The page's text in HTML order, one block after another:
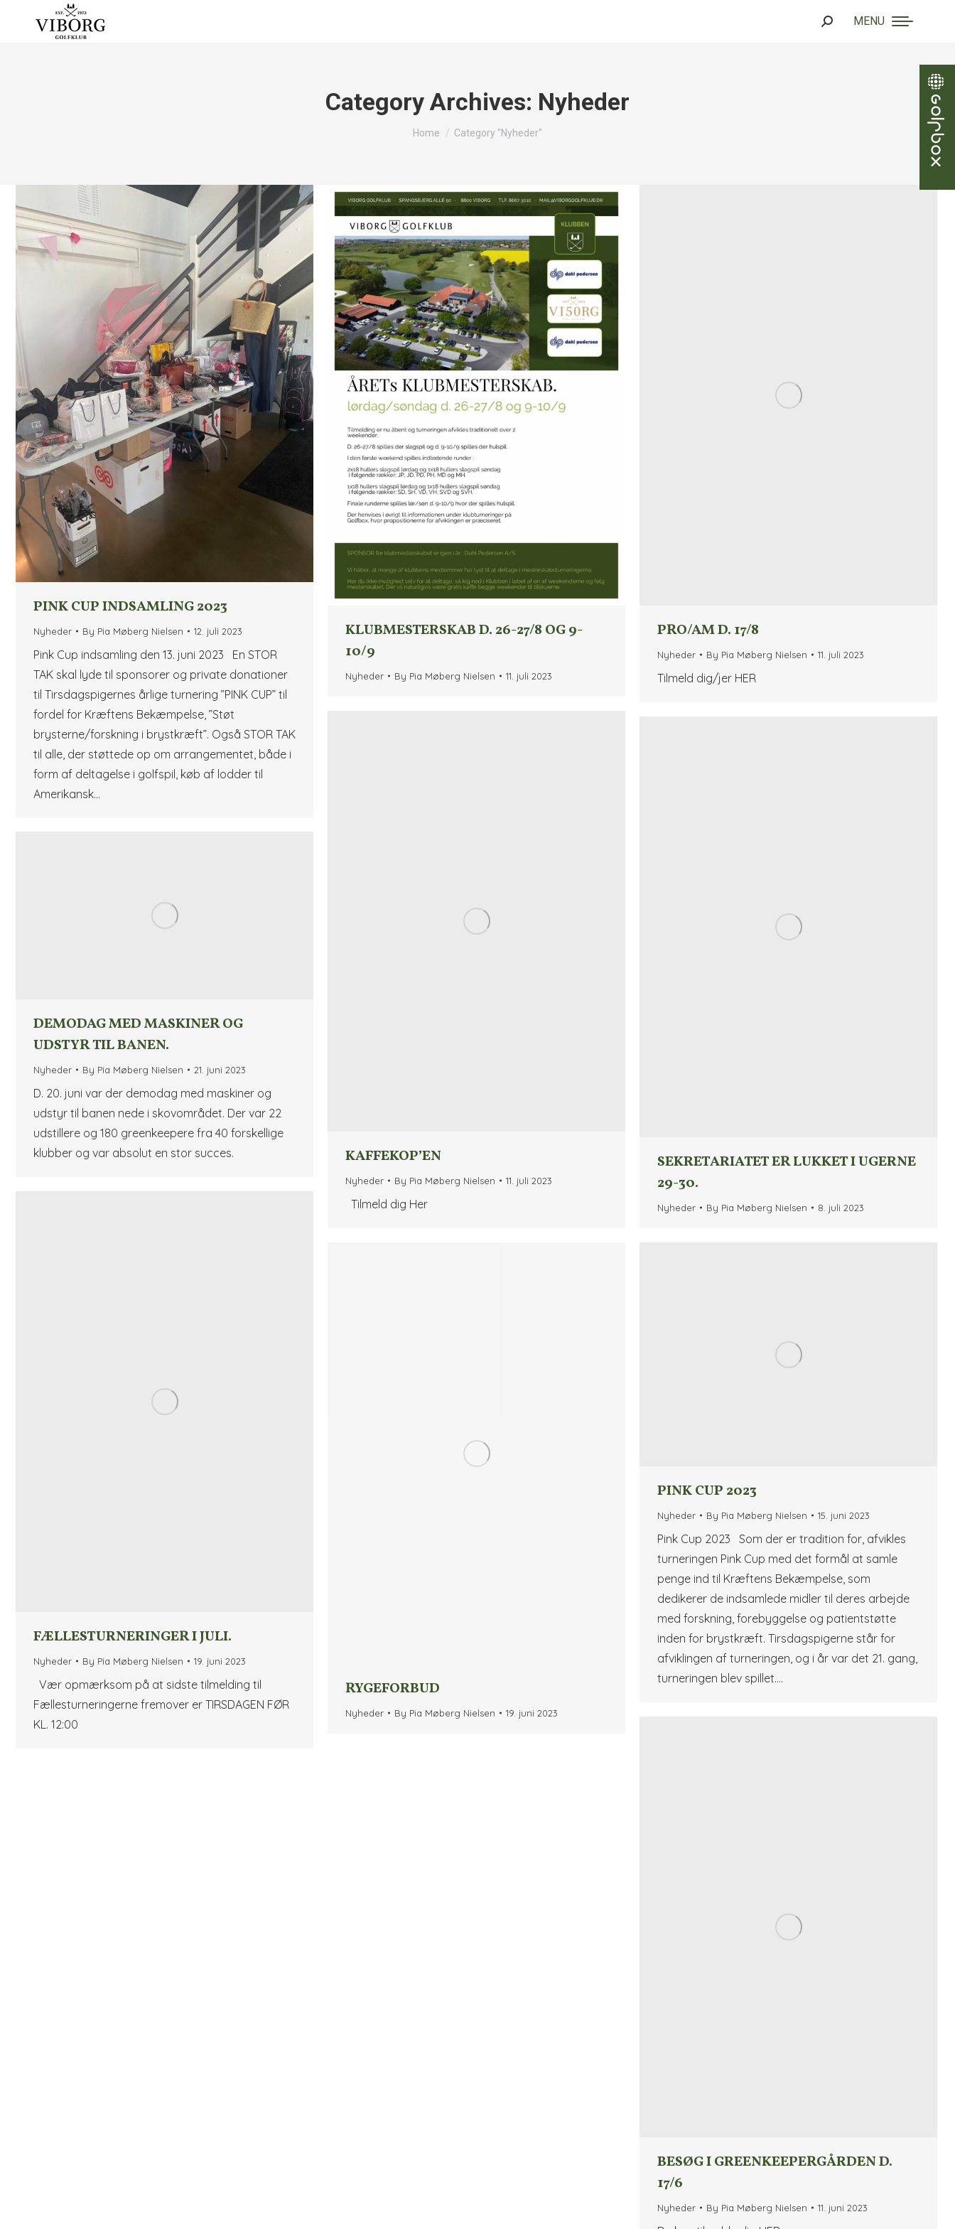
MENU
Search:
Category Archives: Nyheder
You are here:
Home Category "Nyheder"
PINK CUP INDSAMLING 2023
Nyheder By Pia Møberg Nielsen 12. juli 2023
Pink Cup indsamling den 13. juni 2023 En STOR
TAK skal lyde til sponsorer og private donationer
til Tirsdagspigernes årlige turnering ”PINK CUP” til
fordel for Kræftens Bekæmpelse, ”Støt
brysterne/forskning i brystkræft”. Også STOR TAK
til alle, der støttede op om arrangementet, både i
form af deltagelse i golfspil, køb af lodder til
Amerikansk…
KLUBMESTERSKAB D. 26-27/8 OG 9-
10/9
Nyheder By Pia Møberg Nielsen 11. juli 2023
PRO/AM D. 17/8
Nyheder By Pia Møberg Nielsen 11. juli 2023
Tilmeld dig/jer HER
KAFFEKOP’EN
Nyheder By Pia Møberg Nielsen 11. juli 2023
Tilmeld dig Her
SEKRETARIATET ER LUKKET I UGERNE
29-30.
Nyheder By Pia Møberg Nielsen 8. juli 2023
DEMODAG MED MASKINER OG
UDSTYR TIL BANEN.
Nyheder By Pia Møberg Nielsen 21. juni 2023
D. 20. juni var der demodag med maskiner og
udstyr til banen nede i skovområdet. Der var 22
udstillere og 180 greenkeepere fra 40 forskellige
klubber og var absolut en stor succes.
FÆLLESTURNERINGER I JULI.
Nyheder By Pia Møberg Nielsen 19. juni 2023
Vær opmærksom på at sidste tilmelding til
Fællesturneringerne fremover er TIRSDAGEN FØR
KL. 12:00
RYGEFORBUD
Nyheder By Pia Møberg Nielsen 19. juni 2023
PINK CUP 2023
Nyheder By Pia Møberg Nielsen 15. juni 2023
Pink Cup 2023 Som der er tradition for, afvikles
turneringen Pink Cup med det formål at samle
penge ind til Kræftens Bekæmpelse, som
dedikerer de indsamlede midler til deres arbejde
med forskning, forebyggelse og patientstøtte
inden for brystkræft. Tirsdagspigerne står for
afviklingen af turneringen, og i år var det 21. gang,
turneringen blev spillet.…
BESØG I GREENKEEPERGÅRDEN D.
17/6
Nyheder By Pia Møberg Nielsen 11. juni 2023